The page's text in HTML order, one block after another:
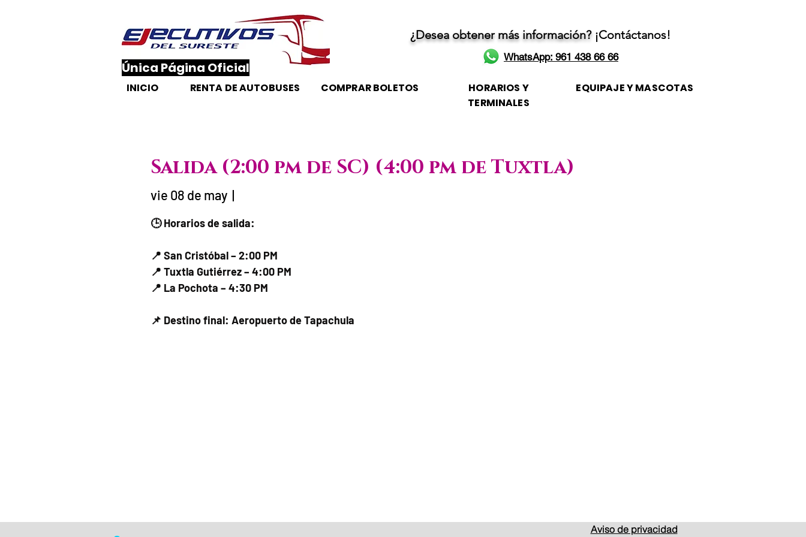
​Única Página Oficial
¿Desea obtener más información? ¡Contáctanos!
WhatsApp: 961 438 66 66
INICIO RENTA DE AUTOBUSES COMPRAR BOLETOS
HORARIOS Y
TERMINALES
EQUIPAJE Y MASCOTAS
Salida (2:00 pm de SC) (4:00 pm de Tuxtla)
vie 08 de may
  |
🕒 Horarios de salida:
📍 San Cristóbal – 2:00 PM
📍 Tuxtla Gutiérrez – 4:00 PM
📍 La Pochota – 4:30 PM
📌 Destino final: Aeropuerto de Tapachula
Aviso de privacidad